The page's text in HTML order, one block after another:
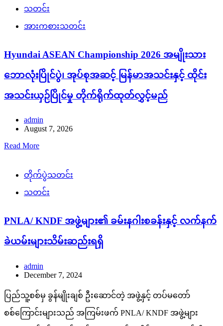
သတင်း
အားကစားသတင်း
Hyundai ASEAN Championship 2026 အမျိုးသား
ဘောလုံးပြိုင်ပွဲ၊ အုပ်စုအဆင့် မြန်မာအသင်းနှင့် ထိုင်း
အသင်းယှဉ်ပြိုင်မှု တိုက်ရိုက်ထုတ်လွှင့်မည်
admin
August 7, 2026
Read More
တိုက်ပွဲသတင်း
သတင်း
PNLA/ KNDF အဖွဲ့များ၏ ခမ်းနဂါးစခန်းနှင့် လက်နက်
ခဲယမ်းများသိမ်းဆည်းရရှိ
admin
December 7, 2024
ပြည်သူ့စစ်မှ ခွန်မျိုးချစ် ဦးဆောင်တဲ့ အဖွဲ့နှင့် တပ်မတော်
စစ်ကြောင်းများသည် အကြမ်းဖက် PNLA/ KNDF အဖွဲ့များ